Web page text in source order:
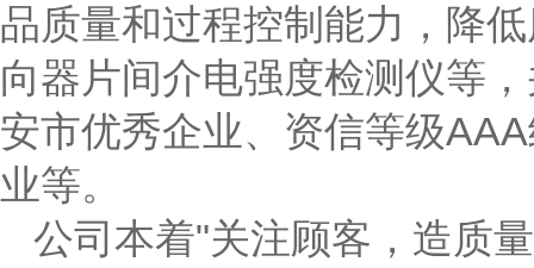
品质量和过程控制能力，降
向器片间介电强度检测仪等
安市优秀企业、资信等级
业等。
公司本着"关注顾客，造质